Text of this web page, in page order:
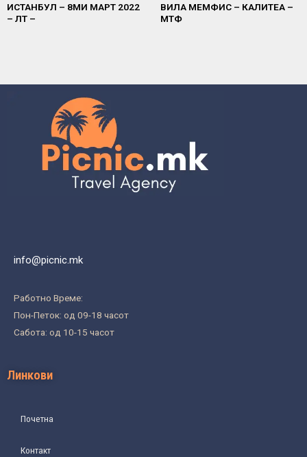
ИСТАНБУЛ – 8МИ МАРТ 2022
– ЛТ –
ВИЛА МЕМФИС – КАЛИТЕА –
МТФ
info@picnic.mk
Работно Време:
Пон-Петок: од 09-18 часот
Сабота: од 10-15 часот
Линкови
Почетна
Контакт